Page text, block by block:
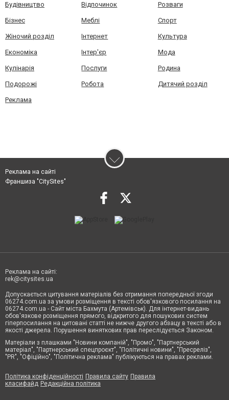
Будівництво Відпочинок Розваги
Бізнес Меблі Спорт
Жіночий розділ Інтернет Культура
Економіка Інтер'єр Мода
Кулінарія Послуги Родина
Подорожі Робота Дитячий розділ
Реклама
Реклама на сайті
Франшиза "CitySites"
Реклама на сайті:
rek@citysites.ua
Допускається цитування матеріалів без отримання попередньої згоди
06274.com.ua за умови розміщення в тексті обов'язкового посилання на
06274.com.ua - Сайт міста Бахмута (Артемівськ). Для інтернет-видань
обов'язкове розміщення прямого, відкритого для пошукових систем
гіперпосилання на цитовані статті не нижче другого абзацу в тексті або в
якості джерела. Порушення виняткових прав переслідується Законом.
Матеріали з плашками "Новини компаній", "Промо", "Партнерський
матеріал", "Партнерський спецпроєкт", "Політичні новини", "Пресреліз",
"PR", "Офіційно", "Політична реклама" публікуються на правах реклами.
Політика конфіденційності Правила сайту Правила
класифайд Редакційна політика